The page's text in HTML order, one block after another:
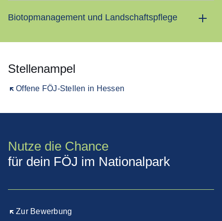
Biotopmanagement und Landschaftspflege
Stellenampel
Offene FÖJ-Stellen in Hessen
Öffnet sich in einem neuen Fenster
Nutze die Chance
für dein FÖJ im Nationalpark
Zur Bewerbung
Öffnet sich in einem neuen Fenster